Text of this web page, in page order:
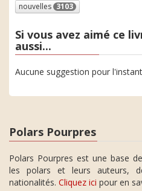
nouvelles 3103
Si vous avez aimé ce
aussi...
Aucune suggestion pour
Polars Pourpres
Polars Pourpres est une base
les polars et leurs auteurs,
nationalités. Cliquez ici pour en